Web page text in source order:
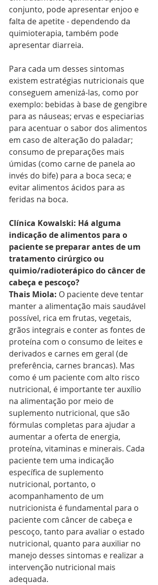
conjunto, pode apresentar enjoo e
falta de apetite - dependendo da
quimioterapia, também pode
apresentar diarreia.
Para cada um desses sintomas
existem estratégias nutricionais que
conseguem amenizá-las, como por
exemplo: bebidas à base de gengibre
para as náuseas; ervas e especiarias
para acentuar o sabor dos alimentos
em caso de alteração do paladar;
consumo de preparações mais
úmidas (como carne de panela ao
invés do bife) para a boca seca; e
evitar alimentos ácidos para as
feridas na boca.
Clínica Kowalski: Há alguma
indicação de alimentos para o
paciente se preparar antes de um
tratamento cirúrgico ou
quimio/radioterápico do câncer de
cabeça e pescoço?
Thais Miola: O paciente deve tentar
manter a alimentação mais saudável
possível, rica em frutas, vegetais,
grãos integrais e conter as fontes de
proteína com o consumo de leites e
derivados e carnes em geral (de
preferência, carnes brancas). Mas
como é um paciente com alto risco
nutricional, é importante ter auxílio
na alimentação por meio de
suplemento nutricional, que são
fórmulas completas para ajudar a
aumentar a oferta de energia,
proteína, vitaminas e minerais. Cada
paciente tem uma indicação
específica de suplemento
nutricional, portanto, o
acompanhamento de um
nutricionista é fundamental para o
paciente com câncer de cabeça e
pescoço, tanto para avaliar o estado
nutricional, quanto para auxiliar no
manejo desses sintomas e realizar a
intervenção nutricional mais
adequada.